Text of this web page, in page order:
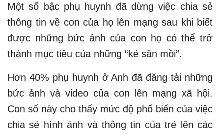
Một số bậc phụ huynh đã dừng việc chia sẻ
thông tin về con của họ lên mạng sau khi biết
được những bức ảnh của con họ có thể trở
thành mục tiêu của những “kẻ săn mồi”.
Hơn 40% phụ huynh ở Anh đã đăng tải những
bức ảnh và video của con lên mạng xã hội.
Con số này cho thấy mức độ phổ biến của việc
chia sẻ hình ảnh và thông tin của trẻ lên các